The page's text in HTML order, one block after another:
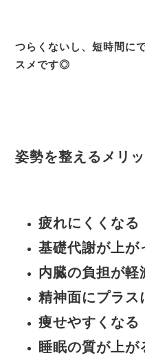
つらくないし、短時間に
スメです◎
姿勢を整えるメリ
疲れにくくなる
基礎代謝が上が
内臓の負担が軽
精神面にプラス
痩せやすくなる
睡眠の質が上が